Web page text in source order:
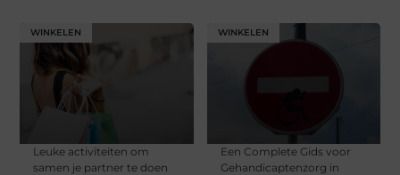
WINKELEN
Leuke activiteiten om
samen je partner te doen
WINKELEN
Een Complete Gids voor
Gehandicaptenzorg in